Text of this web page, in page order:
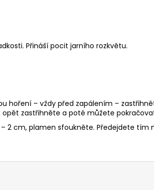
Přináší pocit jarního rozkvětu.
hoření – vždy před zapálením –
zastřihněte a poté můžete
2 cm, plamen sfoukněte. Předejdete